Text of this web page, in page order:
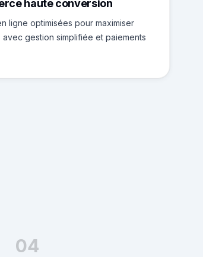
haute conversion
ligne optimisées pour maximiser
gestion simplifiée et paiements
04